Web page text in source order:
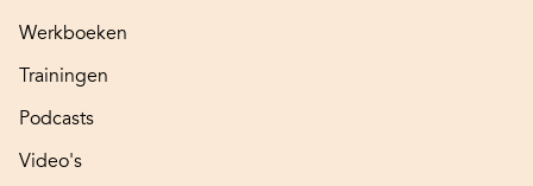
Werkboeken
Trainingen
Podcasts
Video's